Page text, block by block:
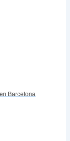
Barcelona